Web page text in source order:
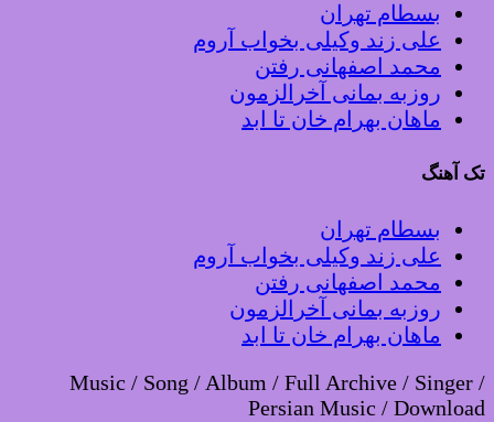
بسطام تهران
علی زند وکیلی بخواب آروم
محمد اصفهانی رفتن
روزبه بمانی آخرالزمون
ماهان بهرام خان تا ابد
تک آهنگ
بسطام تهران
علی زند وکیلی بخواب آروم
محمد اصفهانی رفتن
روزبه بمانی آخرالزمون
ماهان بهرام خان تا ابد
Music / Song / Album / Full Archive / Singer /
Persian Music / Download